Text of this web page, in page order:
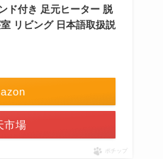
ド付き 足元ヒーター 脱
リビング 日本語取扱説
市場
ポチップ